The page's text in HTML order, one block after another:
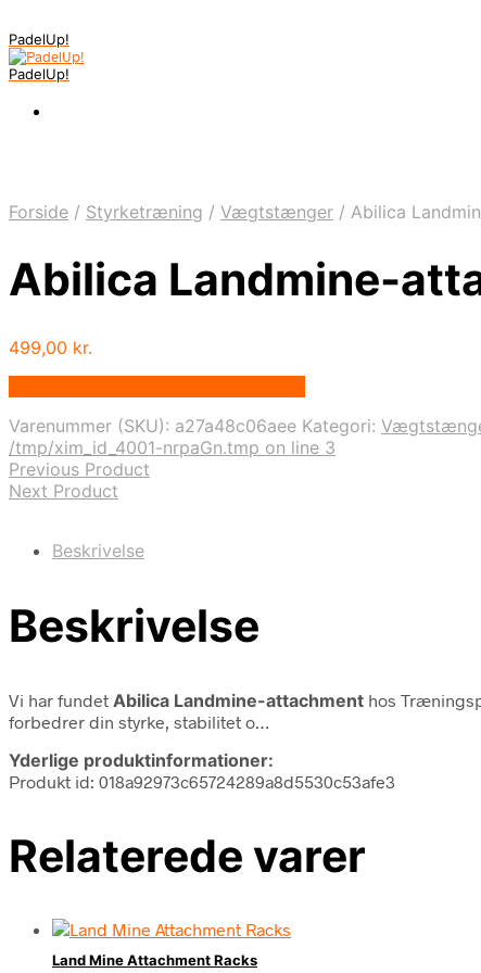
PadelUp!
PadelUp!
Forside / Styrketræning / Vægtstænger / Abilica
Abilica Landmine-
499,00 kr.
Varenummer (SKU): a27a48c06aee Kategori:
/tmp/xim_id_4001-nrpaGn.tmp on line 3
Previous Product
Next Product
Beskrivelse
Beskrivelse
Vi har fundet Abilica Landmine-attachment hos
forbedrer din styrke, stabilitet o…
Yderlige produktinformationer:
Produkt id: 018a92973c65724289a8d5530c53afe3
Relaterede varer
Land Mine Attachment Racks